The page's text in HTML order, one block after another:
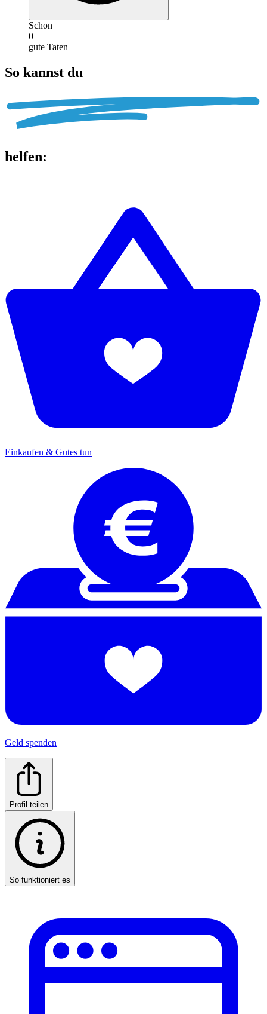
Schon
0
gute Taten
So kannst du
helfen:
Einkaufen & Gutes tun
Geld spenden
Profil teilen
So funktioniert es